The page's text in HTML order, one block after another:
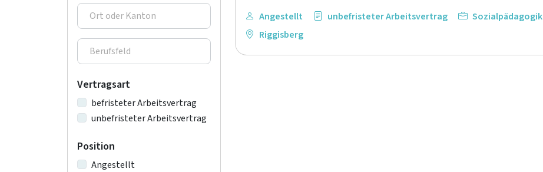
Vertragsart
befristeter Arbeitsvertrag
unbefristeter Arbeitsvertrag
Position
Angestellt
Angestellt unbefristeter Arbeitsvertrag
Sozialpädagogik
Riggisberg